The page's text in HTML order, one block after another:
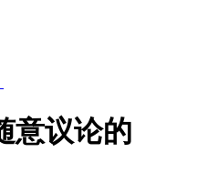
意议论的